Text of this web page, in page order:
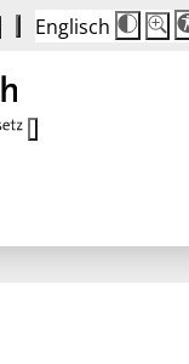
Englisch
Die
100%